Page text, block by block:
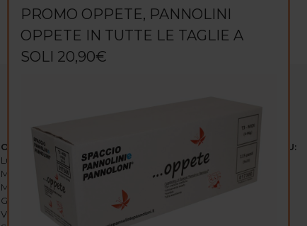
ORARI:
Lunedi: 15:00-19:30
Martedi: 9
00-12 30 / 15:00-19
Mercoledi: 9:00-12 00-19
Giovedi: 9
00-12 00-19:
Venerdi: 9: 00-12 :30
SEGUICI SU:
PROMO OPPETE, PANNOLINI
OPPETE IN TUTTE LE TAGLIE A
SOLI 20,90€